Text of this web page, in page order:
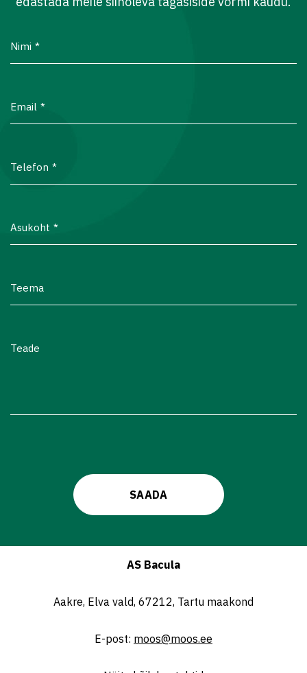
Nimi
Email
Telefon
Asukoht
Teema
Teade
AS Bacula
Aakre, Elva vald, 67212, Tartu maakond
E-post: moos@moos.ee